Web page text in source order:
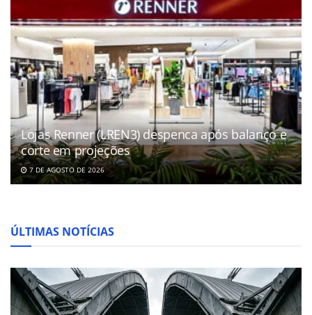
Lojas Renner (LREN3) despenca após balanço e
corte em projeções
7 DE AGOSTO DE 2026
ÚLTIMAS NOTÍCIAS